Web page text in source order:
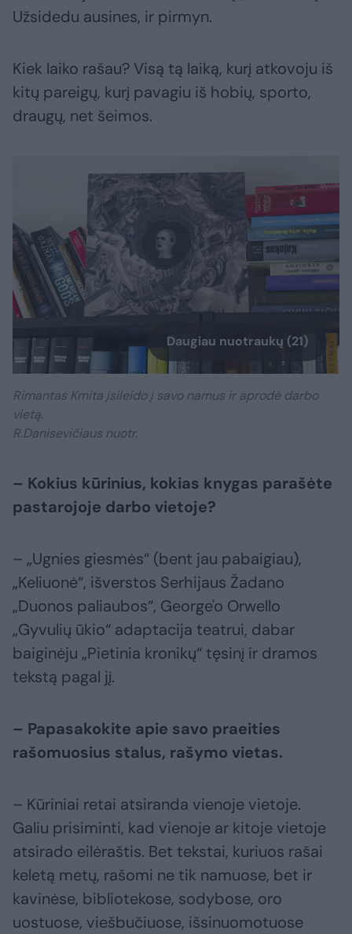
Užsidedu ausines, ir pirmyn.
Kiek laiko rašau? Visą tą laiką, kurį atkovoju iš
kitų pareigų, kurį pavagiu iš hobių, sporto,
draugų, net šeimos.
Daugiau nuotraukų (21)
Rimantas Kmita įsileido į savo namus ir aprodė darbo
vietą.
R.Danisevičiaus nuotr.
– Kokius kūrinius, kokias knygas parašėte
pastarojoje darbo vietoje?
– „Ugnies giesmės“ (bent jau pabaigiau),
„Keliuonė“, išverstos Serhijaus Žadano
„Duonos paliaubos“, George'o Orwello
„Gyvulių ūkio“ adaptacija teatrui, dabar
baiginėju „Pietinia kronikų“ tęsinį ir dramos
tekstą pagal jį.
– Papasakokite apie savo praeities
rašomuosius stalus, rašymo vietas.
– Kūriniai retai atsiranda vienoje vietoje.
Galiu prisiminti, kad vienoje ar kitoje vietoje
atsirado eilėraštis. Bet tekstai, kuriuos rašai
keletą metų, rašomi ne tik namuose, bet ir
kavinėse, bibliotekose, sodybose, oro
uostuose, viešbučiuose, išsinuomotuose